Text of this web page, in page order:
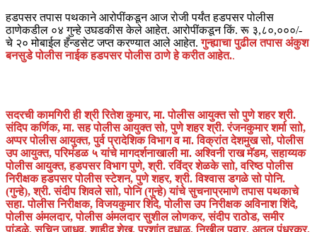
हडपसर तपास पथकाने आरोपींकडून आज रोजी पर्यंत हडपसर पोलीस
ठाणेकडील ०४ गुन्हे उघडकीस केले आहेत. आरोपींकडून किं. रू ३,८०,०००/-
चे २० मोबाईल हँन्डसेट जप्त करण्यात आले आहेत.गुन्ह्याचा पुढील तपास अंकुश
बनसुडे पोलीस नाईक हडपसर पोलीस ठाणे हे करीत आहेत..
सदरची कामगिरी ही श्री रितेश कुमार, मा. पोलीस आयुक्त सो पुणे शहर श्री.
संदिप कर्णिक, मा. सह पोलीस आयुक्त सो, पुणे शहर श्री. रंजनकुमार शर्मा साो,
अप्पर पोलीस आयुक्त, पुर्व प्रादेशिक विभाग व मा. विक्रांत देशमुख सो, पोलीस
उप आयुक्त, परिमंडळ ५ यांचे मागदर्शनाखाली मा. अश्विनी राख मॅडम, सहाय्यक
पोलीस आयुक्त, हडपसर विभाग पुणे, श्री. रविंद्र शेळके साो, वरिष्ठ पोलीस
निरीक्षक हडपसर पोलीस स्टेशन, पुणे शहर, श्री. विश्वास डगळे सो पोनि.
(गुन्हे), श्री. संदीप शिवले साो, पोनि (गुन्हे) यांचे सुचनाप्रमाणे तपास पथकाचे
सहा. पोलीस निरीक्षक, विजयकुमार शिंदे, पोलीस उप निरीक्षक अविनाश शिंदे,
पोलीस अंमलदार, पोलीस अंमलदार सुशील लोणकर, संदीप राठोड, समीर
पांडुळे, सचिन जाधव, शाहीद शेख, प्रशांत दुधाळ, निखील पवार, अतुल पंधरकर,